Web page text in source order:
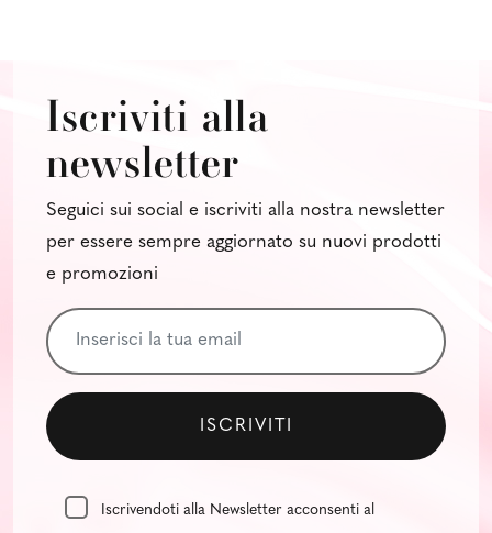
Iscriviti alla
newsletter
Seguici sui social e iscriviti alla nostra newsletter
per essere sempre aggiornato su nuovi prodotti
e promozioni
Iscrivendoti alla Newsletter acconsenti al